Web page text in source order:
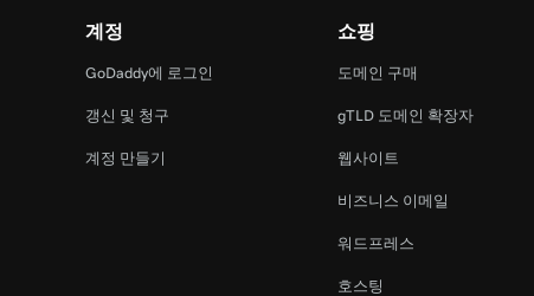
계정
GoDaddy에 로그인
갱신 및 청구
계정 만들기
쇼핑
도메인 구매
gTLD 도메인 확장자
웹사이트
비즈니스 이메일
워드프레스
호스팅